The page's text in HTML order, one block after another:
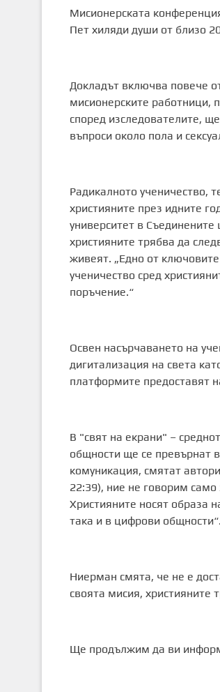
Мисионерската
Пет хиляди души от близо
Докладът включва повече
мисионерските работници,
според изследователите,
въпроси около пола и
Радикалното ученичество,
християните през идните
университет в
християните трябва да
живеят. „Едно от
ученичество сред
поръчение.“
Освен насърчаването на
дигитализация на света
платформите предоставят
В "свят на екрани" –
общности ще се превърнат
комуникация, смятат
22:39), ние не говорим
Християните носят образа
така и в цифрови общности“.
Ниерман смята, че не е
своята мисия, християните
Ще продължим да ви